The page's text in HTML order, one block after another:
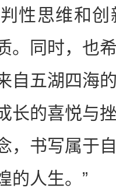
性思维和
。同时，也
自五湖四海
长的喜悦与
，书写属于
的人生。”